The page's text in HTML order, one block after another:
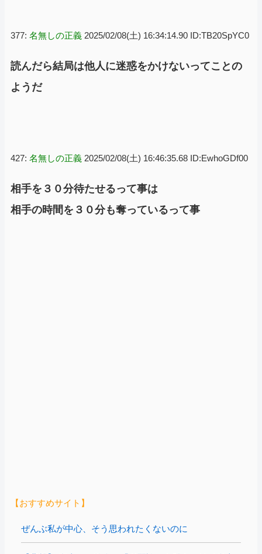
377: 名無しの正義 2025/02/08(土) 16:34:14.90 ID:TB20SpYC0
読んだら結局は他人に迷惑をかけないってことの
ようだ
427: 名無しの正義 2025/02/08(土) 16:46:35.68 ID:EwhoGDf00
相手を３０分待たせるって事は
相手の時間を３０分も奪っているって事
【おすすめサイト】
ぜんぶ私が中心、そう思われたくないのに